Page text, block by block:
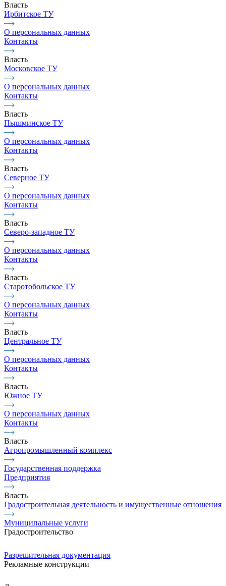
Власть
Ирбитское ТУ
О персональных данных
Контакты
Власть
Московское ТУ
О персональных данных
Контакты
Власть
Пышминское ТУ
О персональных данных
Контакты
Власть
Северное ТУ
О персональных данных
Контакты
Власть
Северо-западное ТУ
О персональных данных
Контакты
Власть
Старотобольское ТУ
О персональных данных
Контакты
Власть
Центральное ТУ
О персональных данных
Контакты
Власть
Южное ТУ
О персональных данных
Контакты
Власть
Агропромышленный комплекс
Государственная поддержка
Предприятия
Власть
Градостроительная деятельность и имущественные отношения
Муниципальные услуги
Градостроительство
Разрешительная документация
Рекламные конструкции